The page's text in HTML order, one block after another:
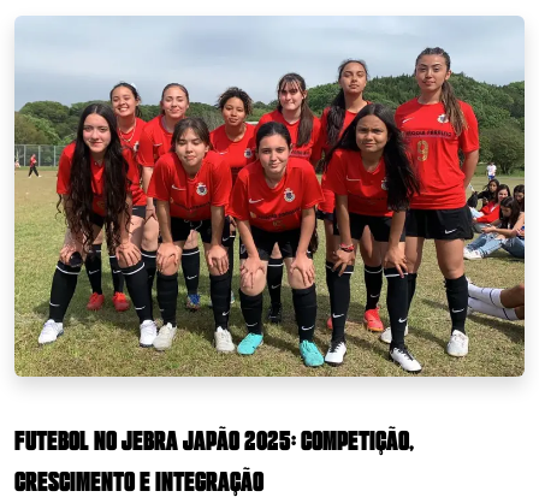
FUTEBOL NOJEBRAJAPÃO2025:COM PET ÇÃO,
CRESC M ENTO E NTEGRAÇÃO